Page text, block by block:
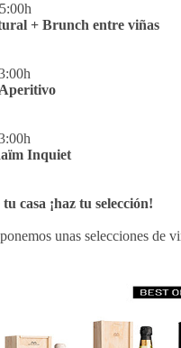
+ Brunch entre viñas
Inquiet
casa ¡haz tu selección!
unas selecciones de